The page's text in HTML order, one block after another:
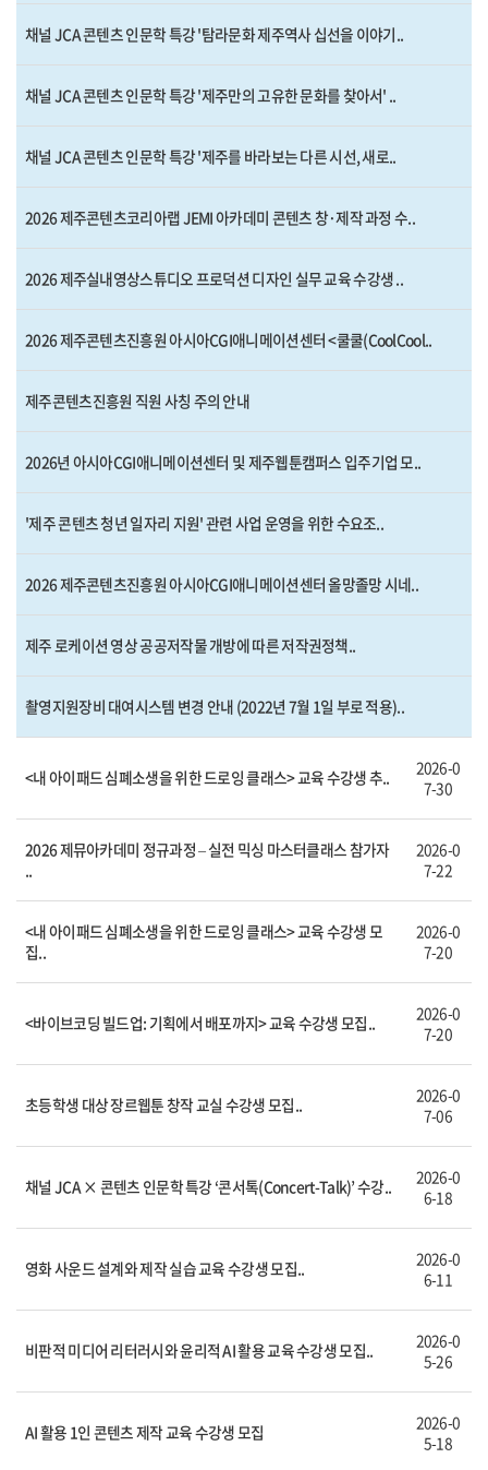
채널 JCA 콘텐츠 인문학 특강 '탐라문화 제주역사 십선을 이야기..
채널 JCA 콘텐츠 인문학 특강 '제주만의 고유한 문화를 찾아서' ..
채널 JCA 콘텐츠 인문학 특강 '제주를 바라보는 다른 시선, 새로..
2026 제주콘텐츠코리아랩 JEMI 아카데미 콘텐츠 창·제작 과정 수..
2026 제주실내영상스튜디오 프로덕션 디자인 실무 교육 수강생 ..
2026 제주콘텐츠진흥원 아시아CGI애니메이션센터 <쿨쿨(CoolCool..
제주콘텐츠진흥원 직원 사칭 주의 안내
2026년 아시아CGI애니메이션센터 및 제주웹툰캠퍼스 입주기업 모..
'제주 콘텐츠 청년 일자리 지원' 관련 사업 운영을 위한 수요조..
2026 제주콘텐츠진흥원 아시아CGI애니메이션센터 올망졸망 시네..
제주 로케이션 영상 공공저작물 개방에 따른 저작권정책..
촬영지원장비 대여시스템 변경 안내 (2022년 7월 1일 부로 적용)..
<내 아이패드 심폐소생을 위한 드로잉 클래스> 교육 수강생 추..
2026-0
7-30
2026 제뮤아카데미 정규과정 – 실전 믹싱 마스터클래스 참가자
..
2026-0
7-22
<내 아이패드 심폐소생을 위한 드로잉 클래스> 교육 수강생 모
집..
2026-0
7-20
<바이브코딩 빌드업: 기획에서 배포까지> 교육 수강생 모집..
2026-0
7-20
초등학생 대상 장르웹툰 창작 교실 수강생 모집..
2026-0
7-06
채널 JCA × 콘텐츠 인문학 특강 ‘콘서톡(Concert-Talk)’ 수강..
2026-0
6-18
영화 사운드 설계와 제작 실습 교육 수강생 모집..
2026-0
6-11
비판적 미디어 리터러시와 윤리적 AI 활용 교육 수강생 모집..
2026-0
5-26
AI 활용 1인 콘텐츠 제작 교육 수강생 모집
2026-0
5-18